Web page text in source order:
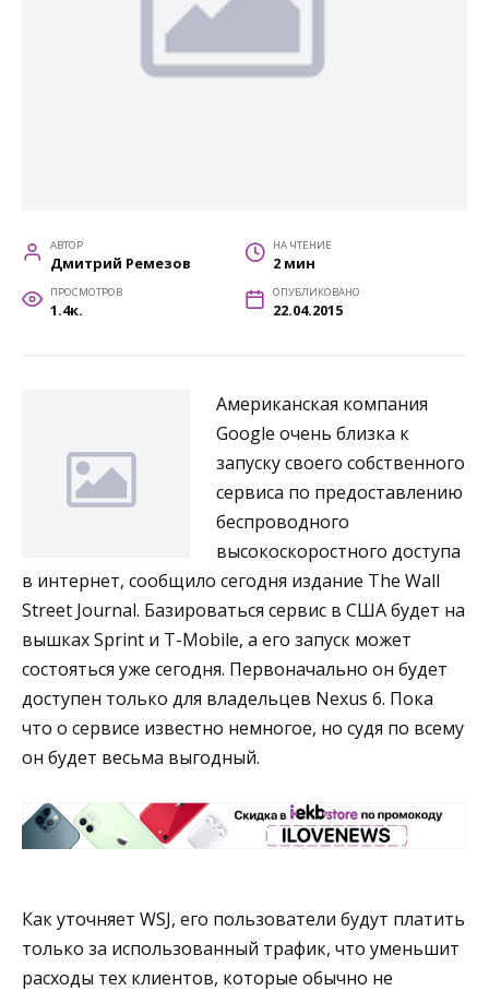
АВТОР
Дмитрий Ремезов
НА ЧТЕНИЕ
2 мин
ПРОСМОТРОВ
1.4к.
ОПУБЛИКОВАНО
22.04.2015
Американская компания
Google очень близка к
запуску своего собственного
сервиса по предоставлению
беспроводного
высокоскоростного доступа
в интернет, сообщило сегодня издание The Wall
Street Journal. Базироваться сервис в США будет на
вышках Sprint и T-Mobile, а его запуск может
состояться уже сегодня. Первоначально он будет
доступен только для владельцев Nexus 6. Пока
что о сервисе известно немногое, но судя по всему
он будет весьма выгодный.
Как уточняет WSJ, его пользователи будут платить
только за использованный трафик, что уменьшит
расходы тех клиентов, которые обычно не